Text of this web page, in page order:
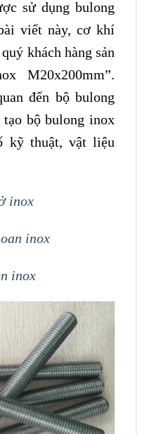
sử dụng bulong
viết này, cơ khí
khách hàng sản
M20x200mm”.
đến bộ bulong
bộ bulong inox
kỹ thuật, vật liệu
inox
inox
inox